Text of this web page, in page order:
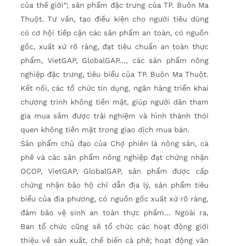
của thế giới”; sản phẩm đặc trưng của TP. Buôn Ma
Thuột. Tư vấn, tạo điều kiện cho người tiêu dùng
có cơ hội tiếp cận các sản phẩm an toàn, có nguồn
gốc, xuất xứ rõ ràng, đạt tiêu chuẩn an toàn thực
phẩm, VietGAP, GlobalGAP…, các sản phẩm nông
nghiệp đặc trưng, tiêu biểu của TP. Buôn Ma Thuột.
Kết nối, các tổ chức tín dụng, ngân hàng triển khai
chương trình không tiền mặt, giúp người dân tham
gia mua sắm được trải nghiệm và hình thành thói
quen không tiền mặt trong giao dịch mua bán.
Sản phẩm chủ đạo của Chợ phiên là nông sản, cà
phê và các sản phẩm nông nghiệp đạt chứng nhận
OCOP, VietGAP, GlobalGAP, sản phẩm được cấp
chứng nhận bảo hộ chỉ dẫn địa lý, sản phẩm tiêu
biểu của địa phương, có nguồn gốc xuất xứ rõ ràng,
đảm bảo vệ sinh an toàn thực phẩm… Ngoài ra,
Ban tổ chức cũng sẽ tổ chức các hoạt động giới
thiệu về sản xuất, chế biến cà phê; hoạt động văn